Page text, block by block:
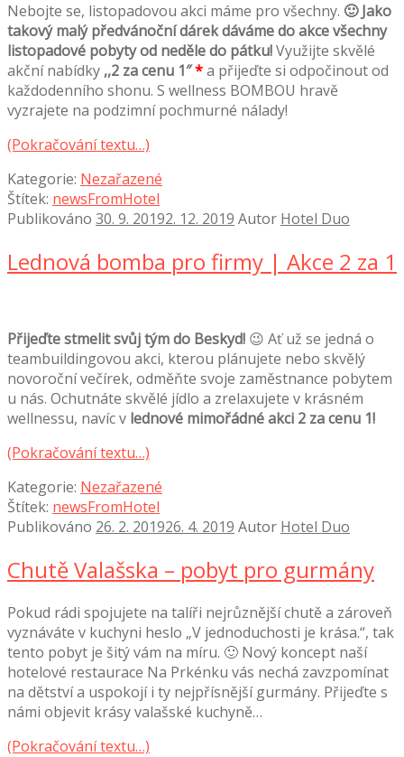
Nebojte se, listopadovou akci máme pro všechny. 🙂 Jako
takový malý předvánoční dárek dáváme do akce všechny
listopadové pobyty od neděle do pátku!Využijte skvělé
akční nabídky ,,2 za cenu 1″*a přijeďte si odpočinout od
každodenního shonu. S wellness BOMBOU hravě
vyzrajete na podzimní pochmurné nálady!
(Pokračování textu…)
Kategorie: Nezařazené
Štítek: newsFromHotel
Publikováno 30. 9. 20192. 12. 2019 Autor Hotel Duo
Lednová bomba pro firmy | Akce 2 za 1
Přijeďte stmelit svůj tým do Beskyd! 😉 Ať už se jedná o
teambuildingovou akci, kterou plánujete nebo skvělý
novoroční večírek, odměňte svoje zaměstnance pobytem
u nás. Ochutnáte skvělé jídlo a zrelaxujete v krásném
wellnessu, navíc v lednové mimořádné akci 2 za cenu 1!
(Pokračování textu…)
Kategorie: Nezařazené
Štítek: newsFromHotel
Publikováno 26. 2. 201926. 4. 2019 Autor Hotel Duo
Chutě Valašska – pobyt pro gurmány
Pokud rádi spojujete na talíři nejrůznější chutě a zároveň
vyznáváte v kuchyni heslo „V jednoduchosti je krása.“, tak
tento pobyt je šitý vám na míru. 🙂 Nový koncept naší
hotelové restaurace Na Prkénku vás nechá zavzpomínat
na dětství a uspokojí i ty nejpřísnější gurmány. Přijeďte s
námi objevit krásy valašské kuchyně…
(Pokračování textu…)